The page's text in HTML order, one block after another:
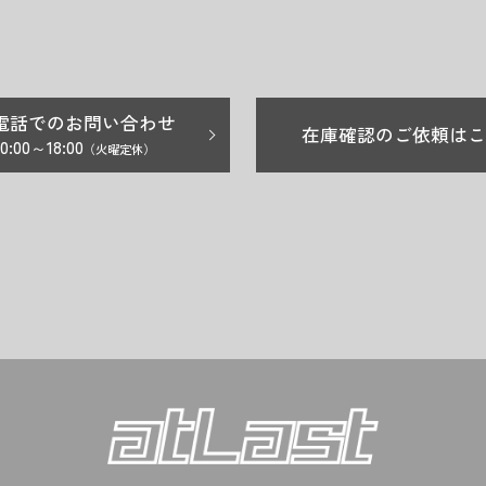
話でのお問い合わせ
～18:00 （火曜定休）
在庫確認のご依頼は